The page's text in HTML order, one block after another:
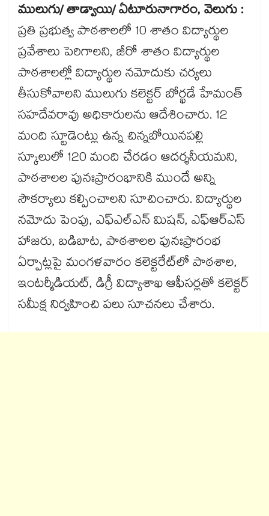
ములుగు/ తాడ్వాయి/ ఏటూరునాగారం, వెలుగు :
ప్రతి ప్రభుత్వ పాఠశాలలో 10 శాతం విద్యార్థుల
ప్రవేశాలు పెరిగాలని, జీరో శాతం విద్యార్థుల
పాఠశాలల్లో విద్యార్థుల నమోదుకు చర్యలు
తీసుకోవాలని ములుగు కలెక్టర్ బోర్ఖడే హేమంత్
సహదేవరావు అధికారులను ఆదేశించారు. 12
మంది స్టూడెంట్లు ఉన్న చిన్నబోయినపల్లి
స్కూలులో 120 మంది చేరడం ఆదర్శనీయమని,
పాఠశాలల పునఃప్రారంభానికి ముందే అన్ని
సౌకర్యాలు కల్పించాలని సూచించారు. విద్యార్థుల
నమోదు పెంపు, ఎఫ్ఎల్ఎన్ మిషన్, ఎఫ్ఆర్ఎస్
హాజరు, బడిబాట, పాఠశాలల పునఃప్రారంభ
ఏర్పాట్లపై మంగళవారం కలెక్టరేట్​లో పాఠశాల,
ఇంటర్మీడియట్, డిగ్రీ విద్యాశాఖ ఆఫీసర్లతో కలెక్టర్​
సమీక్ష నిర్వహించి పలు సూచనలు చేశారు.